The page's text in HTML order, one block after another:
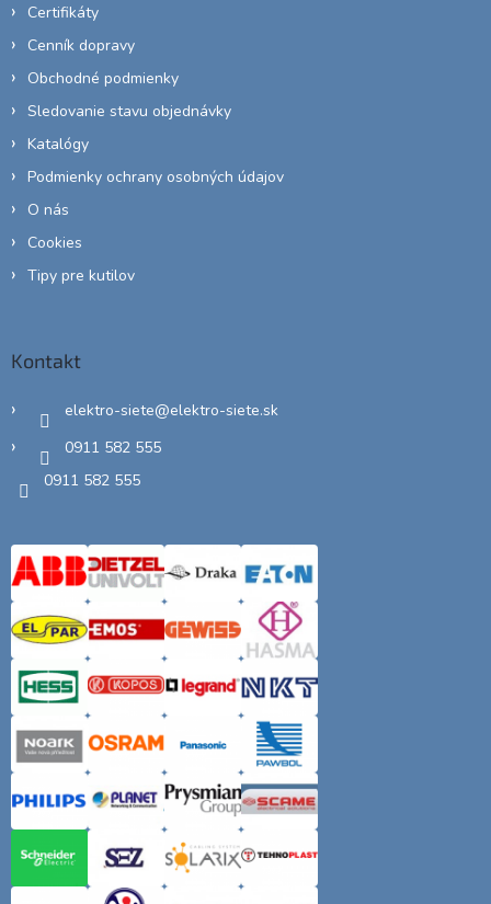
Certifikáty
Cenník dopravy
Obchodné podmienky
Sledovanie stavu objednávky
Katalógy
Podmienky ochrany osobných údajov
O nás
Cookies
Tipy pre kutilov
Kontakt
elektro-siete@elektro-siete.sk
0911 582 555
0911 582 555